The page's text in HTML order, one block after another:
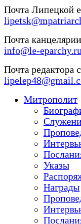
Почта Липецкой
Почта
info@le-eparchy.ru
Почта редактора
Митрополит
Указы
Награды